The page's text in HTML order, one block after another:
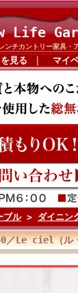
Life
ンチカントリー家具・
見る マイ
ブル> ダイニン
／Le ciel（